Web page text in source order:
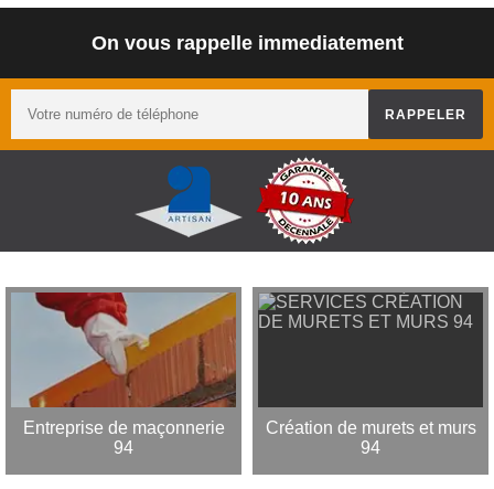
On vous rappelle immediatement
Entreprise de maçonnerie
94
Création de murets et murs
94